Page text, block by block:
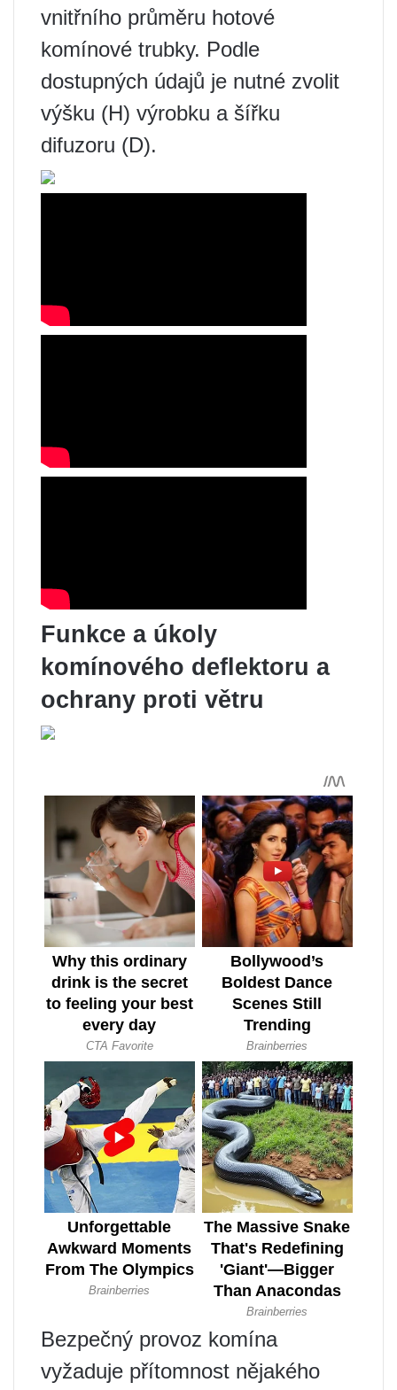
vnitřního průměru hotové
komínové trubky. Podle
dostupných údajů je nutné zvolit
výšku (H) výrobku a šířku
difuzoru (D).
Funkce a úkoly
komínového deflektoru a
ochrany proti větru
Bezpečný provoz komína
vyžaduje přítomnost nějakého